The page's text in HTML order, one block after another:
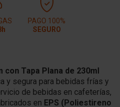
PAGO 100%
SEGURO
Tapa Plana de 230ml
y segura para bebidas frías y
de bebidas en cafeterías,
en EPS (Poliestireno